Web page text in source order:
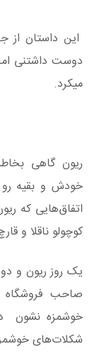
این داستان از
دوست داشتنی
میکرد.
ریون گاهی
خودش و بقیه رو
اتفاق‌هایی که
کوچولو ناقلا و
یک روز ریون و
صاحب فروشگاه
خوشمزه نشون
شکلات‌های